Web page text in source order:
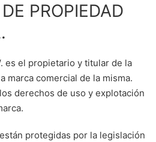
PROPIEDAD
es el propietario y titular de la
marca comercial de la misma.
derechos de uso y explotación
protegidas por la legislación